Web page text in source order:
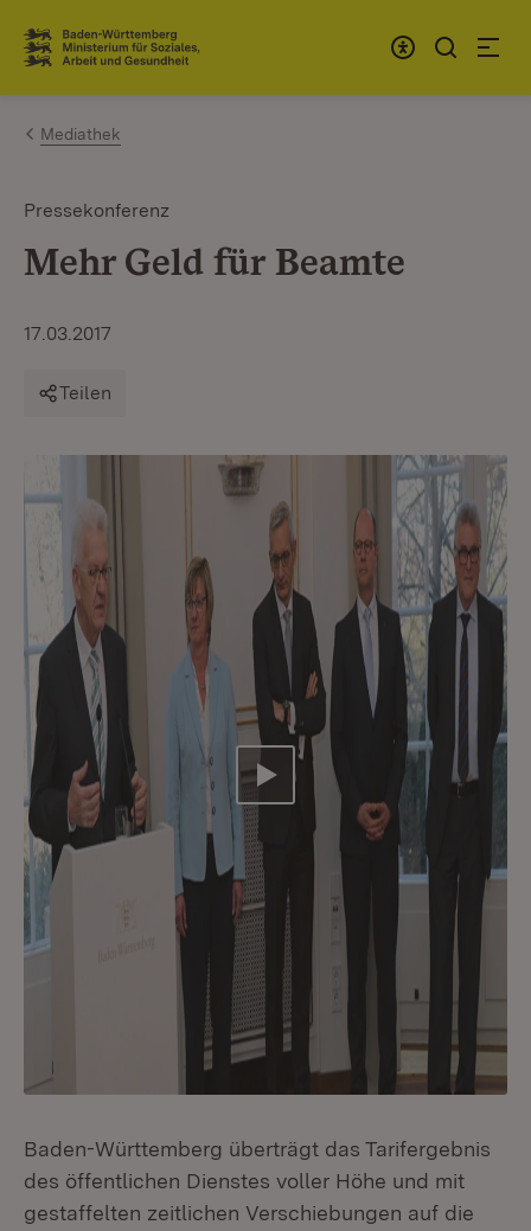
Zum Inhalt springen
Link zur Startseite
Mediathek
Pressekonferenz
Mehr Geld für Beamte
17.03.2017
Teilen
Video abspielen
Baden-Württemberg überträgt das Tarifergebnis
des öffentlichen Dienstes voller Höhe und mit
gestaffelten zeitlichen Verschiebungen auf die